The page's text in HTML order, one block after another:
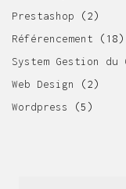
Prestashop (2)
Référencement (18)
System Gestion du
Web Design
(2)
Wordpress
(5)